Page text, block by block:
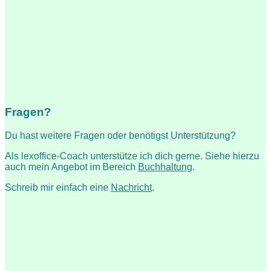
Fragen?
Du hast weitere Fragen oder benötigst Unterstützung?
Als lexoffice-Coach unterstütze ich dich gerne. Siehe hierzu
auch mein Angebot im Bereich Buchhaltung.
Schreib mir einfach eine Nachricht.